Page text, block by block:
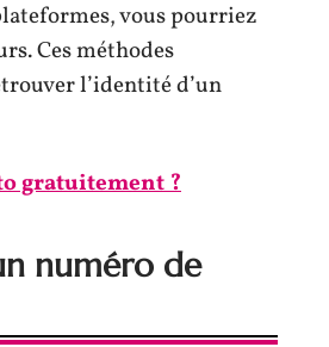
vous pourriez
Ces méthodes
l’identité d’un
gratuitement ?
numéro de